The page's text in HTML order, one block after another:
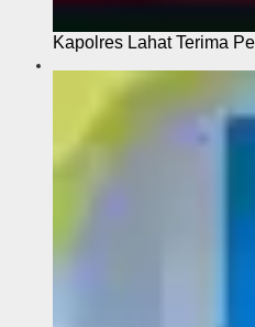
Kapolres Lahat Terima